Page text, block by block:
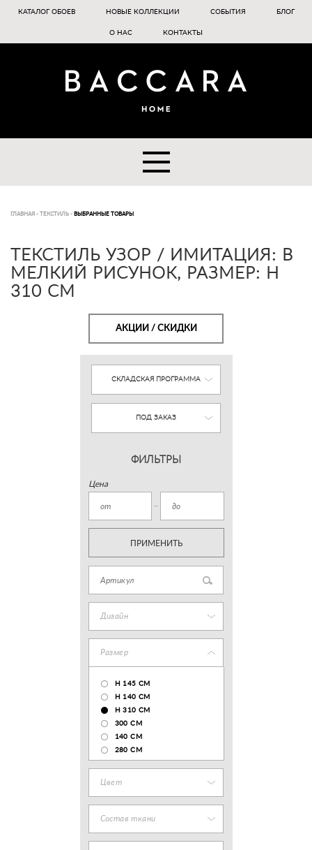
КАТАЛОГ ОБОЕВ НОВЫЕ КОЛЛЕКЦИИ СОБЫТИЯ БЛОГ
О НАС КОНТАКТЫ
ГЛАВНАЯ - ТЕКСТИЛЬ - ВЫБРАННЫЕ ТОВАРЫ
ТЕКСТИЛЬ УЗОР / ИМИТАЦИЯ: В
МЕЛКИЙ РИСУНОК, РАЗМЕР: H
310 CM
АКЦИИ / СКИДКИ
СКЛАДСКАЯ ПРОГРАММА
ПОД ЗАКАЗ
ФИЛЬТРЫ
Цена
ПРИМЕНИТЬ
Дизайн
Размер
H 145 CM
H 140 CM
H 310 CM
300 CM
140 CМ
280 CM
Цвет
Состав ткани